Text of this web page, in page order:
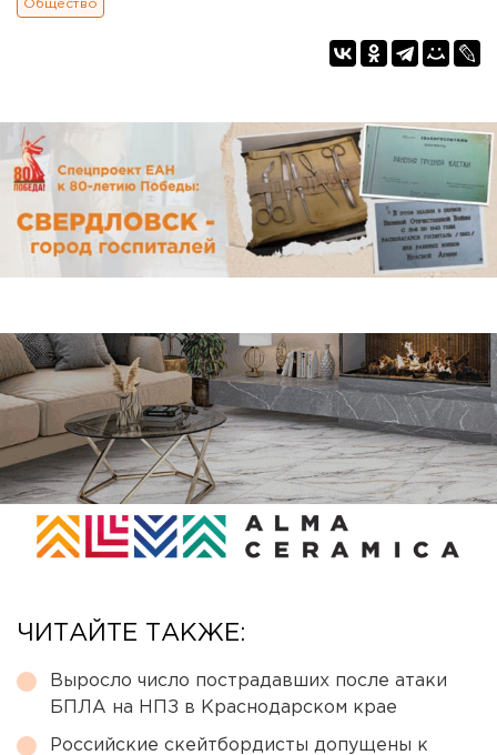
Общество
ЧИТАЙТЕ ТАКЖЕ:
Выросло число пострадавших после атаки
БПЛА на НПЗ в Краснодарском крае
Российские скейтбордисты допущены к